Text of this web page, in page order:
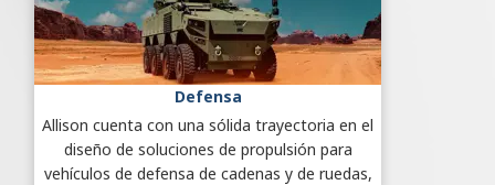
Defensa
Allison cuenta con una sólida trayectoria en el
diseño de soluciones de propulsión para
vehículos de defensa de cadenas y de ruedas,